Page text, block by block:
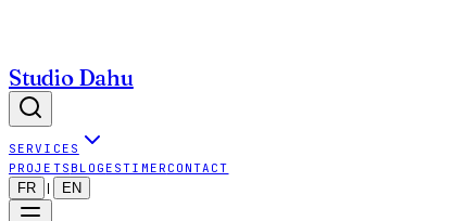
Studio Dahu
SERVICES
PROJETS BLOG ESTIMER CONTACT
FR EN